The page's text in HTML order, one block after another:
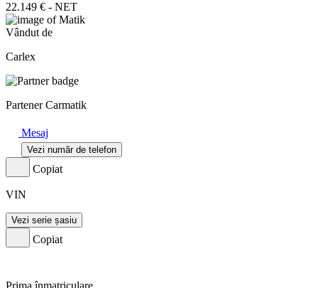
22.149 € - NET
Vândut de
Carlex
Partener Carmatik
Mesaj
Vezi număr de telefon
Copiat
VIN
Vezi serie șasiu
Copiat